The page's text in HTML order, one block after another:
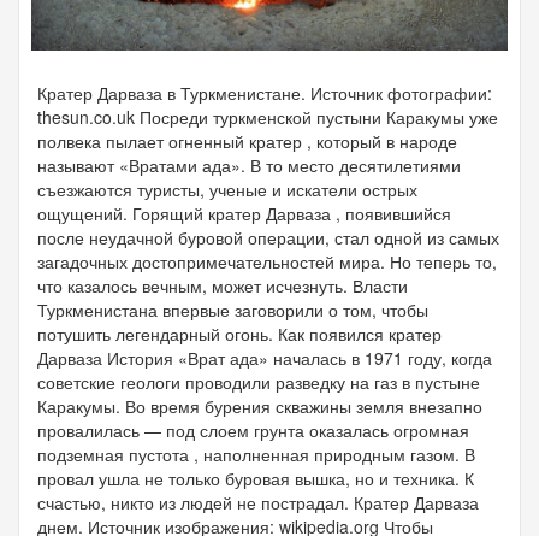
Кратер Дарваза в Туркменистане. Источник фотографии:
thesun.co.uk Посреди туркменской пустыни Каракумы уже
полвека пылает огненный кратер , который в народе
называют «Вратами ада». В то место десятилетиями
съезжаются туристы, ученые и искатели острых
ощущений. Горящий кратер Дарваза , появившийся
после неудачной буровой операции, стал одной из самых
загадочных достопримечательностей мира. Но теперь то,
что казалось вечным, может исчезнуть. Власти
Туркменистана впервые заговорили о том, чтобы
потушить легендарный огонь. Как появился кратер
Дарваза История «Врат ада» началась в 1971 году, когда
советские геологи проводили разведку на газ в пустыне
Каракумы. Во время бурения скважины земля внезапно
провалилась — под слоем грунта оказалась огромная
подземная пустота , наполненная природным газом. В
провал ушла не только буровая вышка, но и техника. К
счастью, никто из людей не пострадал. Кратер Дарваза
днем. Источник изображения: wikipedia.org Чтобы